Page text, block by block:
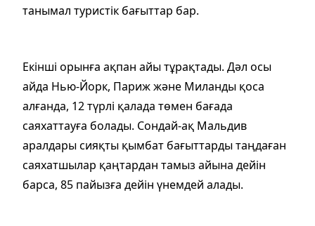
танымал туристік бағыттар бар.
Екінші орынға ақпан айы тұрақтады. Дәл осы
айда Нью-Йорк, Париж және Миланды қоса
алғанда, 12 түрлі қалада төмен бағада
саяхаттауға болады. Сондай-ақ Мальдив
аралдары сияқты қымбат бағыттарды таңдаған
саяхатшылар қаңтардан тамыз айына дейін
барса, 85 пайызға дейін үнемдей алады.